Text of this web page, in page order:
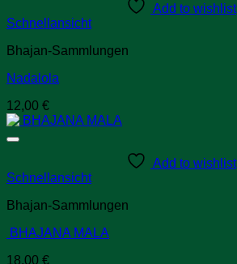
Add to wishlist
Schnellansicht
Bhajan-Sammlungen
Nadalola
12,00 €
Add to wishlist
Schnellansicht
Bhajan-Sammlungen
BHAJANA MALA
18,00 €